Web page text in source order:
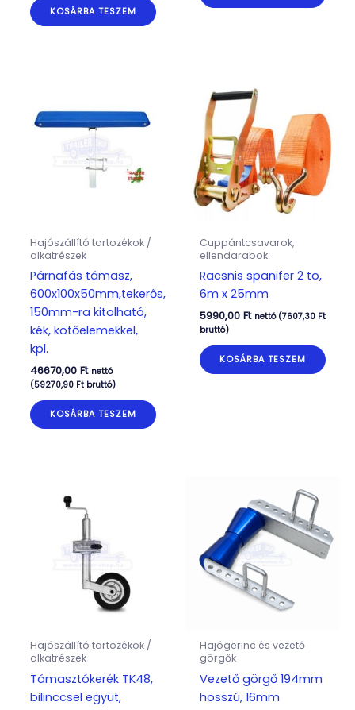
KOSÁRBA TESZEM
Hajószállító tartozékok /
alkatrészek
Párnafás támasz,
600x100x50mm,tekerős,
150mm-ra kitolható,
kék, kötőelemekkel,
kpl.
46670,00 Ft nettó
(59270,90 Ftbruttó)
KOSÁRBA TESZEM
Cuppántcsavarok,
ellendarabok
Racsnis spanifer 2 to,
6m x 25mm
5990,00 Ft nettó (7607,30 Ft
bruttó)
KOSÁRBA TESZEM
Hajószállító tartozékok /
alkatrészek
Támasztókerék TK48,
bilinccsel együt,
Hajógerinc és vezető
görgők
Vezető görgő 194mm
hosszú, 16mm